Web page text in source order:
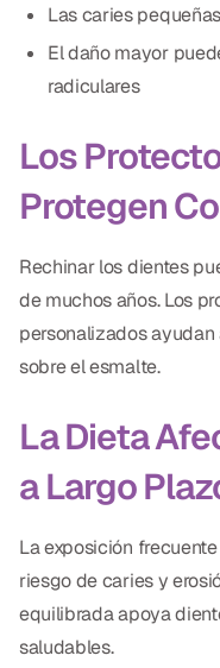
Las caries
El daño mayor
radiculares
Los
Protegen
Rechinar los dientes
de muchos años. Los
personalizados
sobre el esmalte.
La Dieta
a Largo
La exposición
riesgo de caries y
equilibrada apoya
saludables.